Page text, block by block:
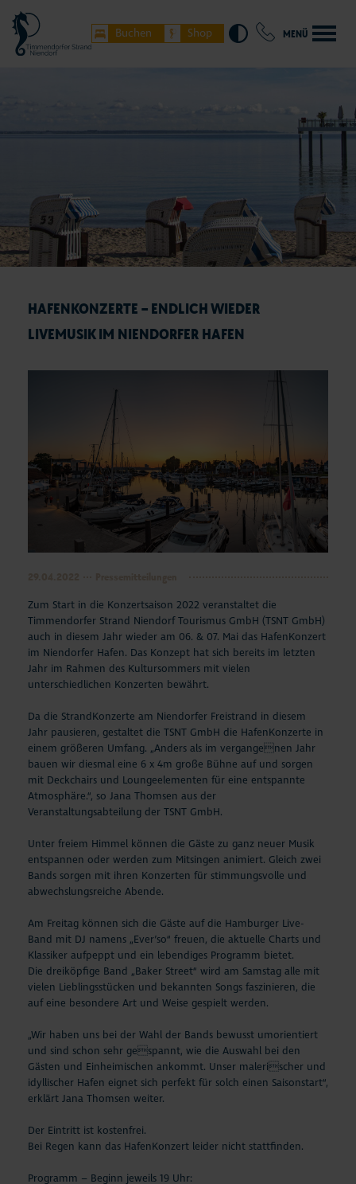
Buchen Shop MENÜ
HAFENKONZERTE – ENDLICH WIEDER
LIVEMUSIK IM NIENDORFER HAFEN
Zum Start in die Konzertsaison 2022 veranstaltet die
Timmendorfer Strand Niendorf Tourismus GmbH (TSNT GmbH)
auch in diesem Jahr wieder am 06. & 07. Mai das HafenKonzert
im Niendorfer Hafen. Das Konzept hat sich bereits im letzten
Jahr im Rahmen des Kultursommers mit vielen
unterschiedlichen Konzerten bewährt.
Da die StrandKonzerte am Niendorfer Freistrand in diesem
Jahr pausieren, gestaltet die TSNT GmbH die HafenKonzerte in
einem größeren Umfang. „Anders als im vergangenen Jahr
bauen wir diesmal eine 6 x 4m große Bühne auf und sorgen
mit Deckchairs und Loungeelementen für eine entspannte
Atmosphäre.“, so Jana Thomsen aus der
Veranstaltungsabteilung der TSNT GmbH.
Unter freiem Himmel können die Gäste zu ganz neuer Musik
entspannen oder werden zum Mitsingen animiert. Gleich zwei
Bands sorgen mit ihren Konzerten für stimmungsvolle und
abwechslungsreiche Abende.
Am Freitag können sich die Gäste auf die Hamburger Live-
Band mit DJ namens „Ever’so“ freuen, die aktuelle Charts und
Klassiker aufpeppt und ein lebendiges Programm bietet.
Die dreiköpfige Band „Baker Street“ wird am Samstag alle mit
vielen Lieblingsstücken und bekannten Songs faszinieren, die
auf eine besondere Art und Weise gespielt werden.
„Wir haben uns bei der Wahl der Bands bewusst umorientiert
und sind schon sehr gespannt, wie die Auswahl bei den
Gästen und Einheimischen ankommt. Unser malerischer und
idyllischer Hafen eignet sich perfekt für solch einen Saisonstart“,
erklärt Jana Thomsen weiter.
Der Eintritt ist kostenfrei.
Bei Regen kann das HafenKonzert leider nicht stattfinden.
Programm – Beginn jeweils 19 Uhr: